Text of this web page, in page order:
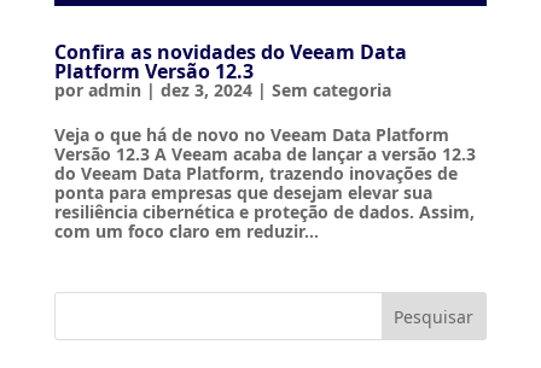
Confira as novidades do Veeam Data
Platform Versão 12.3
por admin | dez 3, 2024| Sem categoria
Veja o que há de novo no Veeam Data Platform
Versão 12.3 A Veeam acaba de lançar a versão 12.3
do Veeam Data Platform, trazendo inovações de
ponta para empresas que desejam elevar sua
resiliência cibernética e proteção de dados. Assim,
com um foco claro em reduzir...
Pesquisar